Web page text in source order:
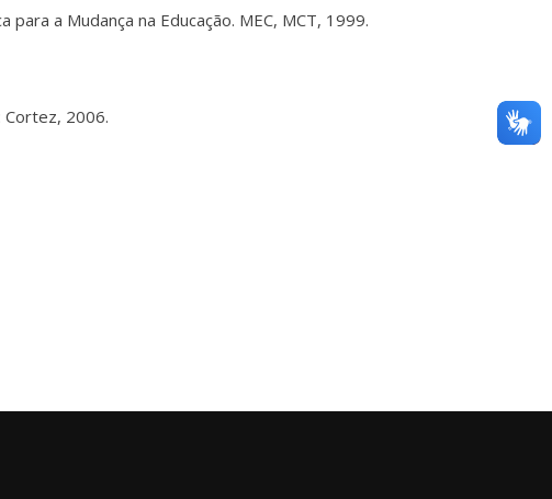
a Mudança na Educação. MEC, MCT, 1999.
Cortez, 2006.